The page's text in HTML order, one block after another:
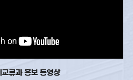
교류과 홍보 동영상